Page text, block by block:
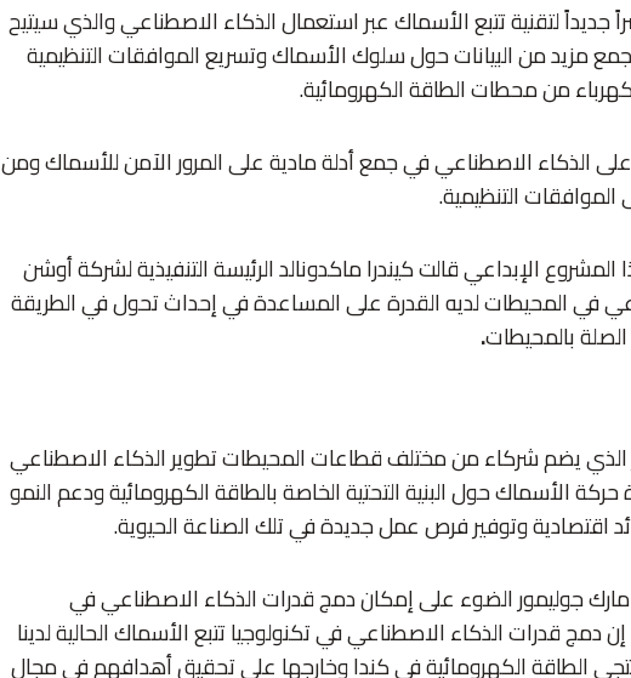
لتقنية تتبع الأسماك عبر استعمال الذكاء الاصطناعي والذي سيتيح
مزيد من البيانات حول سلوك الأسماك وتسريع الموافقات التنظيمية
من محطات الطاقة الكهرومائية.
الذكاء الاصطناعي في جمع أدلة مادية على المرور الآمن للأسماك ومن
التنظيمية.
الإبداعي قالت كيندرا ماكدونالد الرئيسة التنفيذية لشركة أوشن
في المحيطات لديه القدرة على المساعدة في إحداث تحول في الطريقة
بالمحيطات.
يضم شركاء من مختلف قطاعات المحيطات تطوير الذكاء الاصطناعي
الأسماك حول البنية التحتية الخاصة بالطاقة الكهرومائية ودعم النمو
اقتصادية وتوفير فرص عمل جديدة في تلك الصناعة الحيوية.
جوليمور الضوء على إمكان دمج قدرات الذكاء الاصطناعي في
دمج قدرات الذكاء الاصطناعي في تكنولوجيا تتبع الأسماك الحالية لدينا
الطاقة الكهرومائية في كندا وخارجها على تحقيق أهدافهم في مجال